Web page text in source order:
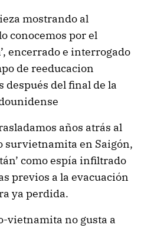
mostrando al
conocemos por el
encerrado e interrogado
de reeducacion
del final de la
años atrás al
survietnamita en Saigón,
como espía infiltrado
previos a la evacuación
ya perdida.
vietnamita no gusta a